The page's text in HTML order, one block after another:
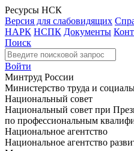
Ресурсы НСК
Версия для слабовидящих
НАРК НСПК Документы
Поиск
Войти
Минтруд России
Министерство труда и
Национальный совет
Национальный совет при
по профессиональным
Национальное агентство
Национальное агентство